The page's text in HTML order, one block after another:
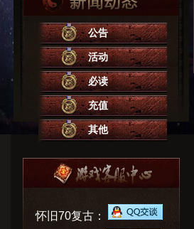
公告
活动
必读
充值
其他
怀旧70复古：